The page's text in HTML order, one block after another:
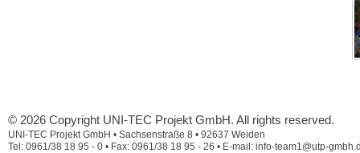
© 2026 Copyright UNI-TEC Projekt GmbH. All rights reserved.
UNI-TEC Projekt GmbH • Sachsenstraße 8 • 92637 Weiden
Tel: 0961/38 18 95 - 0 • Fax: 0961/38 18 95 - 26 • E-mail: info-team1@utp-